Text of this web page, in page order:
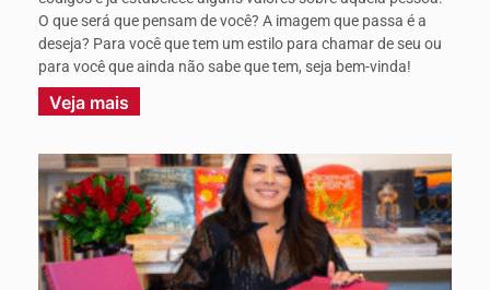
O que será que pensam de você? A imagem que passa é a
deseja? Para você que tem um estilo para chamar de seu ou
para você que ainda não sabe que tem, seja bem-vinda!
Veja mais